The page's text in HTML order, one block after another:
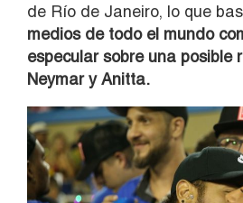
de Río de Janeiro, lo que
medios de todo el mundo
especular sobre una posible
Neymar y Anitta.